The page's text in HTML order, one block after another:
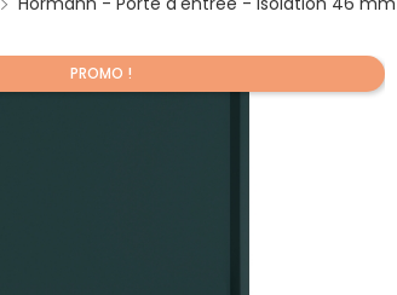
PROMO !